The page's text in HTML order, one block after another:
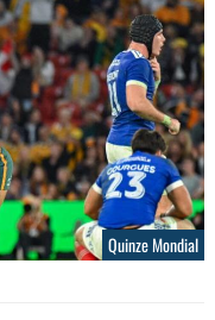
Quinze Mondial